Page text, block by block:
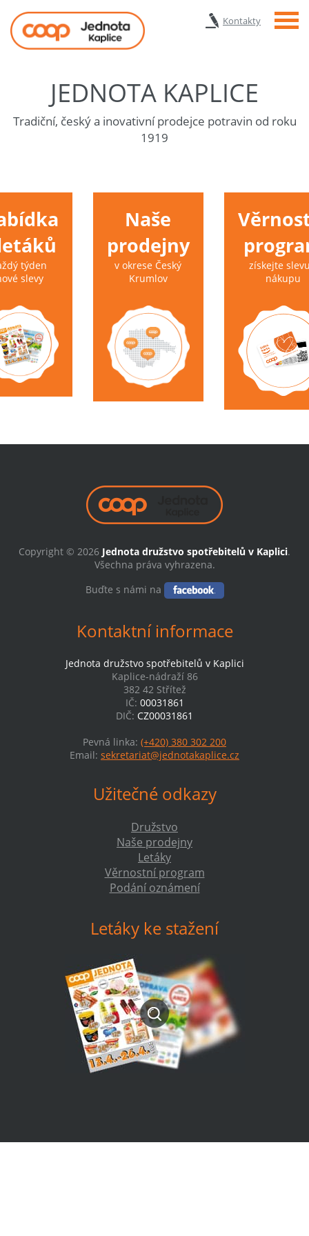
Kontakty Menu
JEDNOTA KAPLICE
Tradiční, český a inovativní prodejce potravin od roku
1919
týden
slevy
Naše
prodejny
v okrese Český
Krumlov
získejte
nákupu
Copyright © 2026 Jednota družstvo spotřebitelů v Kaplici.
Všechna práva vyhrazena.
Buďte s námi na
Kontaktní informace
Jednota družstvo spotřebitelů v Kaplici
Kaplice-nádraží 86
382 42 Střítež
IČ: 00031861
DIČ: CZ00031861
Pevná linka: (+420) 380 302 200
Email: sekretariat@jednotakaplice.cz
Užitečné odkazy
Družstvo
Naše prodejny
Letáky
Věrnostní program
Podání oznámení
Letáky ke stažení